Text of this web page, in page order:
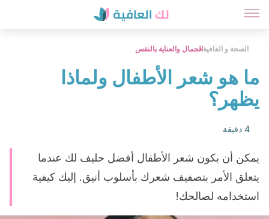
الصحة و العافيةالجمال والعناية بالنفس
ما هو شعر الأطفال ولماذا
يظهر؟
4 دقيقة
يمكن أن يكون شعر الأطفال أفضل حليف لك عندما
يتعلق الأمر بتصفيف شعرك بأسلوب أنيق. إليك كيفية
استخدامه لصالحك!